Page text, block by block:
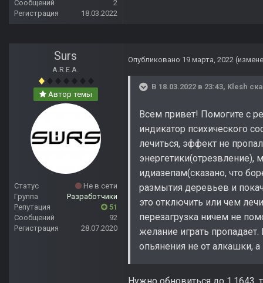
Сообщений
2
Регистрация
18.03.2022
Surs
A.R.E.A.
Автор темы
Статус
Не в сети
Группа
Разработчики
Репутация
51
Сообщений
92
Регистрация
28.07.2020
Опубликовано 19 марта, 2022
В 18.03.2022 в 23:43, Klesh
Всем привет! Помогите с
индикатор психического
лечиться, эффект не
энергетики(отрезвление),
идиазепам(сказано, что
размытия деревьев и
это отключить или чем
перезагрузка ничем не
желание играть
опьянения не от алкашки,